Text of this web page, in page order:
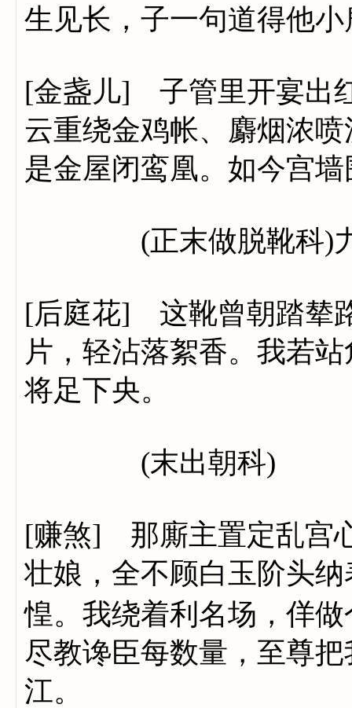
生见长，子一句道得他
[金盏儿] 子管里开宴出
云重绕金鸡帐、麝烟浓
是金屋闭鸾凰。如今宫
(正末做脱靴科)力
[后庭花] 这靴曾朝踏辇
片，轻沾落絮香。我若
将足下央。
(末出朝科)
[赚煞] 那廝主置定乱宫
壮娘，全不顾白玉阶头
惶。我绕着利名场，佯
尽教谗臣每数量，至尊
江。